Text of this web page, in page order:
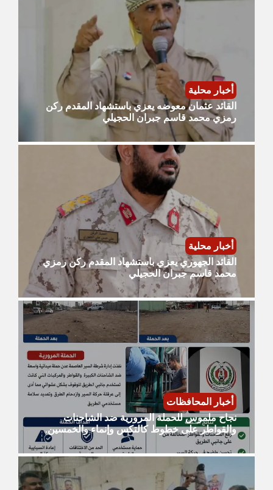
أخبار محلية
القائد عثمان معوضه يعزي باستشهاد المقدم ركن
رمزي محمد قاسم جبران الحجيلي
أخبار محلية
القائد الجهوري يعزي باستشهاد المقدم ركن رمزي
محمد قاسم جبران الحجيلي
أخبار المحافظات
نجاح ملموس للحملة المرورية ضد الشاحنات
والقواطر على خطوط كالتكس وإنماء والخمسين.